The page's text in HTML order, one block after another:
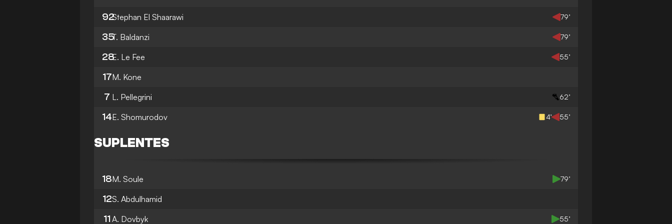
92Stephan El Shaarawi 79’
35T. Baldanzi 79’
28E. Le Fee 55’
17M. Kone
7 L. Pellegrini 62’
14E. Shomurodov 4’ 55’
SUPLENTES
18M. Soule 79’
12S. Abdulhamid
11 A. Dovbyk 55’